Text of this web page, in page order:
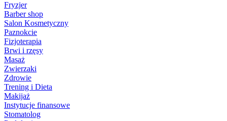
Fryzjer
Barber shop
Salon Kosmetyczny
Paznokcie
Fizjoterapia
Brwi i rzęsy
Masaż
Zwierzaki
Zdrowie
Trening i Dieta
Makijaż
Instytucje finansowe
Stomatolog